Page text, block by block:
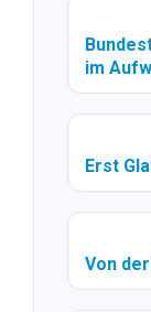
im
Erst
Von